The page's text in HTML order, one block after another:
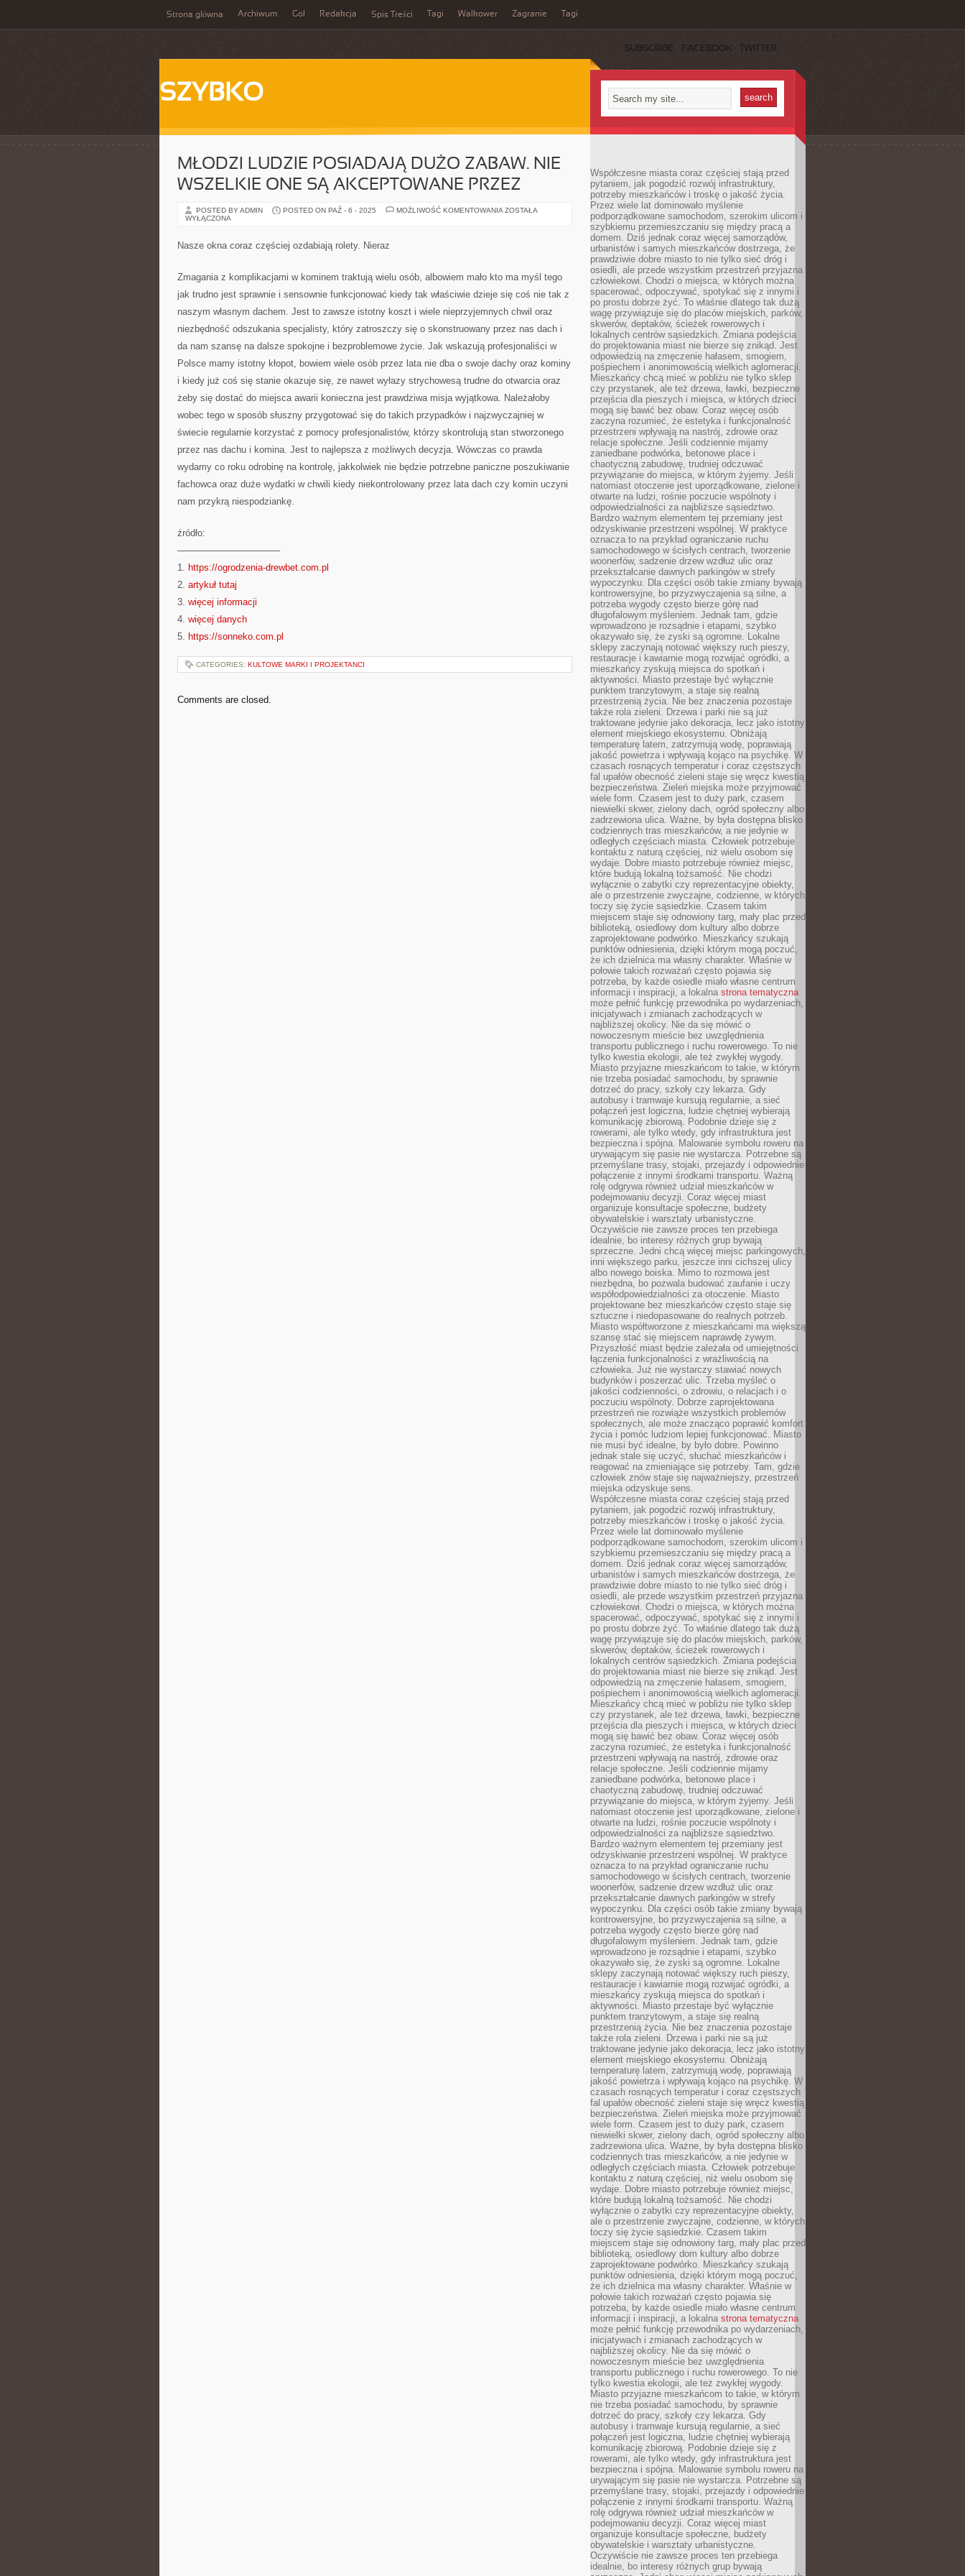
Strona główna Archiwum Gol Redakcja Spis Treści Tagi Walkower Zagranie Tagi
SUBSCRIBE FACEBOOK TWITTER
SZYBKO
MŁODZI LUDZIE POSIADAJĄ DUŻO ZABAW. NIE
WSZELKIE ONE SĄ AKCEPTOWANE PRZEZ
POSTED BY ADMIN POSTED ON PAŹ - 6 - 2025 MOŻLIWOŚĆ KOMENTOWANIA MŁODZI
AKCEPTOWANE
ZOSTAŁA
WYŁĄCZONA
Nasze okna coraz częściej ozdabiają rolety. Nieraz
Zmagania z komplikacjami w kominem traktują wielu osób, albowiem mało kto ma myśl tego
jak trudno jest sprawnie i sensownie funkcjonować kiedy tak właściwie dzieje się coś nie tak z
naszym własnym dachem. Jest to zawsze istotny koszt i wiele nieprzyjemnych chwil oraz
niezbędność odszukania specjalisty, który zatroszczy się o skonstruowany przez nas dach i
da nam szansę na dalsze spokojne i bezproblemowe życie. Jak wskazują profesjonaliści w
Polsce mamy istotny kłopot, bowiem wiele osób przez lata nie dba o swoje dachy oraz kominy
i kiedy już coś się stanie okazuje się, ze nawet wyłazy strychowesą trudne do otwarcia oraz
żeby się dostać do miejsca awarii konieczna jest prawdziwa misja wyjątkowa. Należałoby
wobec tego w sposób słuszny przygotować się do takich przypadków i najzwyczajniej w
świecie regularnie korzystać z pomocy profesjonalistów, którzy skontrolują stan stworzonego
przez nas dachu i komina. Jest to najlepsza z możliwych decyzja. Wówczas co prawda
wydamy co roku odrobinę na kontrolę, jakkolwiek nie będzie potrzebne paniczne poszukiwanie
fachowca oraz duże wydatki w chwili kiedy niekontrolowany przez lata dach czy komin uczyni
nam przykrą niespodziankę.
źródło:
———————————
1. https://ogrodzenia-drewbet.com.pl
2. artykuł tutaj
3. więcej informacji
4. więcej danych
5. https://sonneko.com.pl
CATEGORIES: KULTOWE MARKI I PROJEKTANCI
Comments are closed.
Współczesne miasta coraz częściej stają przed
pytaniem, jak pogodzić rozwój infrastruktury,
potrzeby mieszkańców i troskę o jakość życia.
Przez wiele lat dominowało myślenie
podporządkowane samochodom, szerokim ulicom i
szybkiemu przemieszczaniu się między pracą a
domem. Dziś jednak coraz więcej samorządów,
urbanistów i samych mieszkańców dostrzega, że
prawdziwie dobre miasto to nie tylko sieć dróg i
osiedli, ale przede wszystkim przestrzeń przyjazna
człowiekowi. Chodzi o miejsca, w których można
spacerować, odpoczywać, spotykać się z innymi i
po prostu dobrze żyć. To właśnie dlatego tak dużą
wagę przywiązuje się do placów miejskich, parków,
skwerów, deptaków, ścieżek rowerowych i
lokalnych centrów sąsiedzkich. Zmiana podejścia
do projektowania miast nie bierze się znikąd. Jest
odpowiedzią na zmęczenie hałasem, smogiem,
pośpiechem i anonimowością wielkich aglomeracji.
Mieszkańcy chcą mieć w pobliżu nie tylko sklep
czy przystanek, ale też drzewa, ławki, bezpieczne
przejścia dla pieszych i miejsca, w których dzieci
mogą się bawić bez obaw. Coraz więcej osób
zaczyna rozumieć, że estetyka i funkcjonalność
przestrzeni wpływają na nastrój, zdrowie oraz
relacje społeczne. Jeśli codziennie mijamy
zaniedbane podwórka, betonowe place i
chaotyczną zabudowę, trudniej odczuwać
przywiązanie do miejsca, w którym żyjemy. Jeśli
natomiast otoczenie jest uporządkowane, zielone i
otwarte na ludzi, rośnie poczucie wspólnoty i
odpowiedzialności za najbliższe sąsiedztwo.
Bardzo ważnym elementem tej przemiany jest
odzyskiwanie przestrzeni wspólnej. W praktyce
oznacza to na przykład ograniczanie ruchu
samochodowego w ścisłych centrach, tworzenie
woonerfów, sadzenie drzew wzdłuż ulic oraz
przekształcanie dawnych parkingów w strefy
wypoczynku. Dla części osób takie zmiany bywają
kontrowersyjne, bo przyzwyczajenia są silne, a
potrzeba wygody często bierze górę nad
długofalowym myśleniem. Jednak tam, gdzie
wprowadzono je rozsądnie i etapami, szybko
okazywało się, że zyski są ogromne. Lokalne
sklepy zaczynają notować większy ruch pieszy,
restauracje i kawiarnie mogą rozwijać ogródki, a
mieszkańcy zyskują miejsca do spotkań i
aktywności. Miasto przestaje być wyłącznie
punktem tranzytowym, a staje się realną
przestrzenią życia. Nie bez znaczenia pozostaje
także rola zieleni. Drzewa i parki nie są już
traktowane jedynie jako dekoracja, lecz jako istotny
element miejskiego ekosystemu. Obniżają
temperaturę latem, zatrzymują wodę, poprawiają
jakość powietrza i wpływają kojąco na psychikę. W
czasach rosnących temperatur i coraz częstszych
fal upałów obecność zieleni staje się wręcz kwestią
bezpieczeństwa. Zieleń miejska może przyjmować
wiele form. Czasem jest to duży park, czasem
niewielki skwer, zielony dach, ogród społeczny albo
zadrzewiona ulica. Ważne, by była dostępna blisko
codziennych tras mieszkańców, a nie jedynie w
odległych częściach miasta. Człowiek potrzebuje
kontaktu z naturą częściej, niż wielu osobom się
wydaje. Dobre miasto potrzebuje również miejsc,
które budują lokalną tożsamość. Nie chodzi
wyłącznie o zabytki czy reprezentacyjne obiekty,
ale o przestrzenie zwyczajne, codzienne, w których
toczy się życie sąsiedzkie. Czasem takim
miejscem staje się odnowiony targ, mały plac przed
biblioteką, osiedlowy dom kultury albo dobrze
zaprojektowane podwórko. Mieszkańcy szukają
punktów odniesienia, dzięki którym mogą poczuć,
że ich dzielnica ma własny charakter. Właśnie w
połowie takich rozważań często pojawia się
potrzeba, by każde osiedle miało własne centrum
informacji i inspiracji, a lokalna strona tematyczna
może pełnić funkcję przewodnika po wydarzeniach,
inicjatywach i zmianach zachodzących w
najbliższej okolicy. Nie da się mówić o
nowoczesnym mieście bez uwzględnienia
transportu publicznego i ruchu rowerowego. To nie
tylko kwestia ekologii, ale też zwykłej wygody.
Miasto przyjazne mieszkańcom to takie, w którym
nie trzeba posiadać samochodu, by sprawnie
dotrzeć do pracy, szkoły czy lekarza. Gdy
autobusy i tramwaje kursują regularnie, a sieć
połączeń jest logiczna, ludzie chętniej wybierają
komunikację zbiorową. Podobnie dzieje się z
rowerami, ale tylko wtedy, gdy infrastruktura jest
bezpieczna i spójna. Malowanie symbolu roweru na
urywającym się pasie nie wystarcza. Potrzebne są
przemyślane trasy, stojaki, przejazdy i odpowiednie
połączenie z innymi środkami transportu. Ważną
rolę odgrywa również udział mieszkańców w
podejmowaniu decyzji. Coraz więcej miast
organizuje konsultacje społeczne, budżety
obywatelskie i warsztaty urbanistyczne.
Oczywiście nie zawsze proces ten przebiega
idealnie, bo interesy różnych grup bywają
sprzeczne. Jedni chcą więcej miejsc parkingowych,
inni większego parku, jeszcze inni cichszej ulicy
albo nowego boiska. Mimo to rozmowa jest
niezbędna, bo pozwala budować zaufanie i uczy
współodpowiedzialności za otoczenie. Miasto
projektowane bez mieszkańców często staje się
sztuczne i niedopasowane do realnych potrzeb.
Miasto współtworzone z mieszkańcami ma większą
szansę stać się miejscem naprawdę żywym.
Przyszłość miast będzie zależała od umiejętności
łączenia funkcjonalności z wrażliwością na
człowieka. Już nie wystarczy stawiać nowych
budynków i poszerzać ulic. Trzeba myśleć o
jakości codzienności, o zdrowiu, o relacjach i o
poczuciu wspólnoty. Dobrze zaprojektowana
przestrzeń nie rozwiąże wszystkich problemów
społecznych, ale może znacząco poprawić komfort
życia i pomóc ludziom lepiej funkcjonować. Miasto
nie musi być idealne, by było dobre. Powinno
jednak stale się uczyć, słuchać mieszkańców i
reagować na zmieniające się potrzeby. Tam, gdzie
człowiek znów staje się najważniejszy, przestrzeń
miejska odzyskuje sens.
Współczesne miasta coraz częściej stają przed
pytaniem, jak pogodzić rozwój infrastruktury,
potrzeby mieszkańców i troskę o jakość życia.
Przez wiele lat dominowało myślenie
podporządkowane samochodom, szerokim ulicom i
szybkiemu przemieszczaniu się między pracą a
domem. Dziś jednak coraz więcej samorządów,
urbanistów i samych mieszkańców dostrzega, że
prawdziwie dobre miasto to nie tylko sieć dróg i
osiedli, ale przede wszystkim przestrzeń przyjazna
człowiekowi. Chodzi o miejsca, w których można
spacerować, odpoczywać, spotykać się z innymi i
po prostu dobrze żyć. To właśnie dlatego tak dużą
wagę przywiązuje się do placów miejskich, parków,
skwerów, deptaków, ścieżek rowerowych i
lokalnych centrów sąsiedzkich. Zmiana podejścia
do projektowania miast nie bierze się znikąd. Jest
odpowiedzią na zmęczenie hałasem, smogiem,
pośpiechem i anonimowością wielkich aglomeracji.
Mieszkańcy chcą mieć w pobliżu nie tylko sklep
czy przystanek, ale też drzewa, ławki, bezpieczne
przejścia dla pieszych i miejsca, w których dzieci
mogą się bawić bez obaw. Coraz więcej osób
zaczyna rozumieć, że estetyka i funkcjonalność
przestrzeni wpływają na nastrój, zdrowie oraz
relacje społeczne. Jeśli codziennie mijamy
zaniedbane podwórka, betonowe place i
chaotyczną zabudowę, trudniej odczuwać
przywiązanie do miejsca, w którym żyjemy. Jeśli
natomiast otoczenie jest uporządkowane, zielone i
otwarte na ludzi, rośnie poczucie wspólnoty i
odpowiedzialności za najbliższe sąsiedztwo.
Bardzo ważnym elementem tej przemiany jest
odzyskiwanie przestrzeni wspólnej. W praktyce
oznacza to na przykład ograniczanie ruchu
samochodowego w ścisłych centrach, tworzenie
woonerfów, sadzenie drzew wzdłuż ulic oraz
przekształcanie dawnych parkingów w strefy
wypoczynku. Dla części osób takie zmiany bywają
kontrowersyjne, bo przyzwyczajenia są silne, a
potrzeba wygody często bierze górę nad
długofalowym myśleniem. Jednak tam, gdzie
wprowadzono je rozsądnie i etapami, szybko
okazywało się, że zyski są ogromne. Lokalne
sklepy zaczynają notować większy ruch pieszy,
restauracje i kawiarnie mogą rozwijać ogródki, a
mieszkańcy zyskują miejsca do spotkań i
aktywności. Miasto przestaje być wyłącznie
punktem tranzytowym, a staje się realną
przestrzenią życia. Nie bez znaczenia pozostaje
także rola zieleni. Drzewa i parki nie są już
traktowane jedynie jako dekoracja, lecz jako istotny
element miejskiego ekosystemu. Obniżają
temperaturę latem, zatrzymują wodę, poprawiają
jakość powietrza i wpływają kojąco na psychikę. W
czasach rosnących temperatur i coraz częstszych
fal upałów obecność zieleni staje się wręcz kwestią
bezpieczeństwa. Zieleń miejska może przyjmować
wiele form. Czasem jest to duży park, czasem
niewielki skwer, zielony dach, ogród społeczny albo
zadrzewiona ulica. Ważne, by była dostępna blisko
codziennych tras mieszkańców, a nie jedynie w
odległych częściach miasta. Człowiek potrzebuje
kontaktu z naturą częściej, niż wielu osobom się
wydaje. Dobre miasto potrzebuje również miejsc,
które budują lokalną tożsamość. Nie chodzi
wyłącznie o zabytki czy reprezentacyjne obiekty,
ale o przestrzenie zwyczajne, codzienne, w których
toczy się życie sąsiedzkie. Czasem takim
miejscem staje się odnowiony targ, mały plac przed
biblioteką, osiedlowy dom kultury albo dobrze
zaprojektowane podwórko. Mieszkańcy szukają
punktów odniesienia, dzięki którym mogą poczuć,
że ich dzielnica ma własny charakter. Właśnie w
połowie takich rozważań często pojawia się
potrzeba, by każde osiedle miało własne centrum
informacji i inspiracji, a lokalna strona tematyczna
może pełnić funkcję przewodnika po wydarzeniach,
inicjatywach i zmianach zachodzących w
najbliższej okolicy. Nie da się mówić o
nowoczesnym mieście bez uwzględnienia
transportu publicznego i ruchu rowerowego. To nie
tylko kwestia ekologii, ale też zwykłej wygody.
Miasto przyjazne mieszkańcom to takie, w którym
nie trzeba posiadać samochodu, by sprawnie
dotrzeć do pracy, szkoły czy lekarza. Gdy
autobusy i tramwaje kursują regularnie, a sieć
połączeń jest logiczna, ludzie chętniej wybierają
komunikację zbiorową. Podobnie dzieje się z
rowerami, ale tylko wtedy, gdy infrastruktura jest
bezpieczna i spójna. Malowanie symbolu roweru na
urywającym się pasie nie wystarcza. Potrzebne są
przemyślane trasy, stojaki, przejazdy i odpowiednie
połączenie z innymi środkami transportu. Ważną
rolę odgrywa również udział mieszkańców w
podejmowaniu decyzji. Coraz więcej miast
organizuje konsultacje społeczne, budżety
obywatelskie i warsztaty urbanistyczne.
Oczywiście nie zawsze proces ten przebiega
idealnie, bo interesy różnych grup bywają